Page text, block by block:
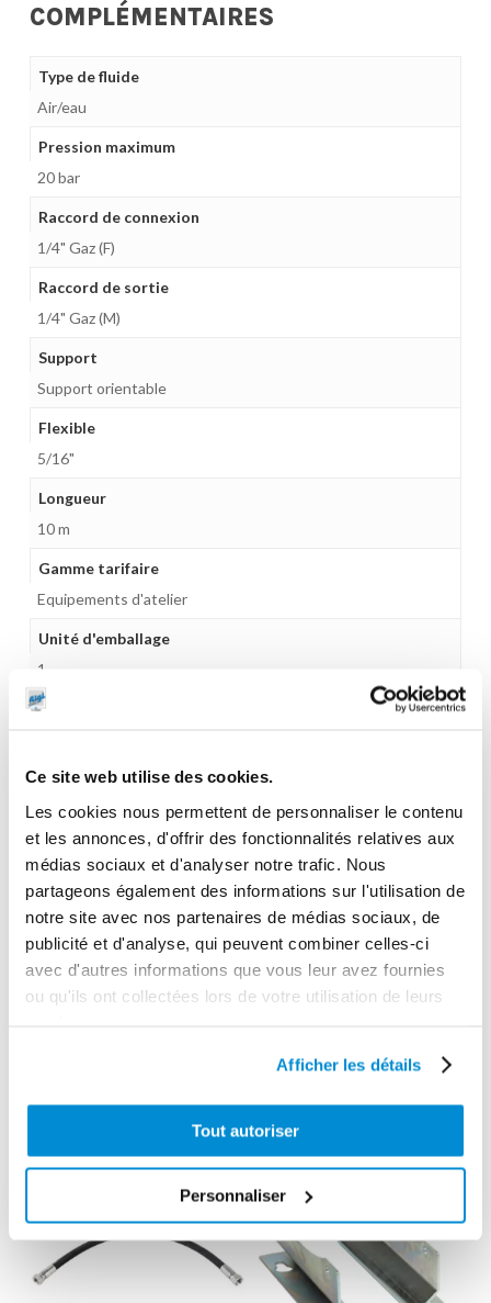
Ce site web utilise des cookies.
Les cookies nous permettent de personnaliser le contenu
et les annonces, d'offrir des fonctionnalités relatives aux
médias sociaux et d'analyser notre trafic. Nous
partageons également des informations sur l'utilisation de
notre site avec nos partenaires de médias sociaux, de
publicité et d'analyse, qui peuvent combiner celles-ci
avec d'autres informations que vous leur avez fournies
ou qu'ils ont collectées lors de votre utilisation de leurs
Afficher les détails
Tout autoriser
Personnaliser
COMPLÉMENTAIRES
Type de fluide
Air/eau
Pression maximum
20 bar
Raccord de connexion
1/4" Gaz (F)
Raccord de sortie
1/4" Gaz (M)
Support
Support orientable
Flexible
5/16"
Longueur
10 m
Gamme tarifaire
Equipements d'atelier
Unité d'emballage
1
Dimensions en cm (L × l × h)
Poids (kg)
11.7000
Garantie
Gencode
3284660403976
CES PRODUITS PEUVENT VOUS
INTERESSER